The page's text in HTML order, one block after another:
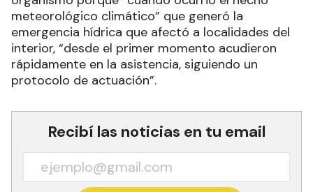
meteorológico climático” que generó la
emergencia hídrica que afectó a localidades del
interior, “desde el primer momento acudieron
rápidamente en la asistencia, siguiendo un
protocolo de actuación”.
Recibí las noticias en tu email